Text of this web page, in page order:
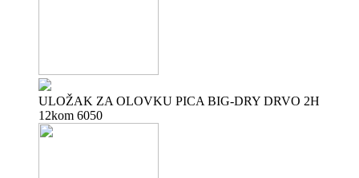
ULOŽAK ZA OLOVKU PICA BIG-DRY DRVO 2H
12kom 6050